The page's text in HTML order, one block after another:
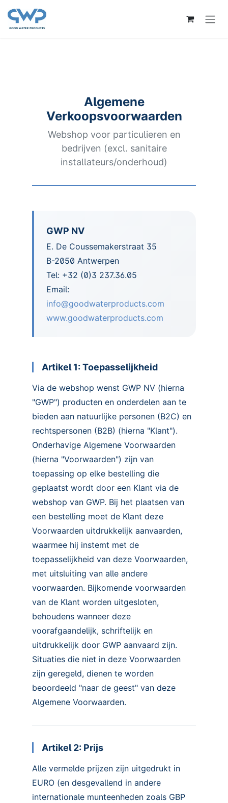
Algemene
Verkoopsvoorwaarden
Webshop voor particulieren en
bedrijven (excl. sanitaire
installateurs/onderhoud)
GWP NV
E. De Coussemakerstraat 35
B-2050 Antwerpen
Tel: +32 (0)3 237.36.05
Email:
info@goodwaterproducts.com
www.goodwaterproducts.com
Artikel 1: Toepasselijkheid
Via de webshop wenst GWP NV (hierna
"GWP") producten en onderdelen aan te
bieden aan natuurlijke personen (B2C) en
rechtspersonen (B2B) (hierna "Klant").
Onderhavige Algemene Voorwaarden
(hierna "Voorwaarden") zijn van
toepassing op elke bestelling die
geplaatst wordt door een Klant via de
webshop van GWP. Bij het plaatsen van
een bestelling moet de Klant deze
Voorwaarden uitdrukkelijk aanvaarden,
waarmee hij instemt met de
toepasselijkheid van deze Voorwaarden,
met uitsluiting van alle andere
voorwaarden. Bijkomende voorwaarden
van de Klant worden uitgesloten,
behoudens wanneer deze
voorafgaandelijk, schriftelijk en
uitdrukkelijk door GWP aanvaard zijn.
Situaties die niet in deze Voorwaarden
zijn geregeld, dienen te worden
beoordeeld "naar de geest" van deze
Algemene Voorwaarden.
Artikel 2: Prijs
Alle vermelde prijzen zijn uitgedrukt in
EURO (en desgevallend in andere
internationale munteenheden zoals GBP